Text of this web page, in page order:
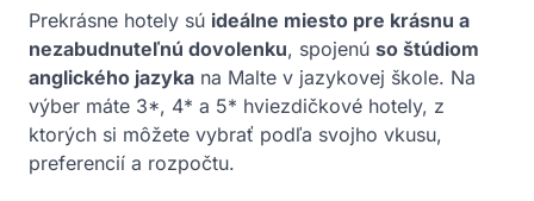
Prekrásne hotely sú ideálne miesto pre krásnu a
nezabudnuteľnú dovolenku, spojenú so štúdiom
anglického jazyka na Malte v jazykovej škole. Na
výber máte 3*, 4* a 5* hviezdičkové hotely, z
ktorých si môžete vybrať podľa svojho vkusu,
preferencií a rozpočtu.